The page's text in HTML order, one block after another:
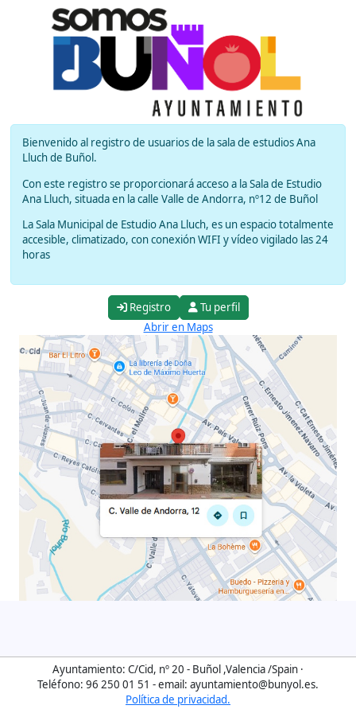
Bienvenido al registro de usuarios de la sala de estudios Ana
Lluch de Buñol.
Con este registro se proporcionará acceso a la Sala de Estudio
Ana Lluch, situada en la calle Valle de Andorra, nº12 de Buñol
La Sala Municipal de Estudio Ana Lluch, es un espacio totalmente
accesible, climatizado, con conexión WIFI y vídeo vigilado las 24
horas
Registro
Tu perfil
Abrir en Maps
Ayuntamiento: C/Cid, nº 20 - Buñol ,Valencia /Spain ·
Teléfono: 96 250 01 51 -email: ayuntamiento@bunyol.es.
Política de privacidad.